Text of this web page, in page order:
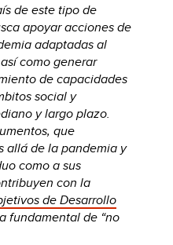
de este tipo de
apoyar acciones de
adaptadas al
como generar
de capacidades
social y
y largo plazo.
que
allá de la pandemia y
como a sus
con la
de Desarrollo
fundamental de “no